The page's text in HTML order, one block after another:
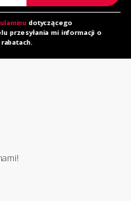
dotyczącego
przesyłania mi informacji o